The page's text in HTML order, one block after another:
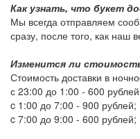
Как узнать, что букет
Мы всегда отправляем
сразу, после того, как наш
Изменится ли
Стоимость доставки в
с 23:00 до 1:00 - 600 рублей
c 1:00 до 7:00 - 900 рублей;
c 7:00 до 9:00 - 600 рублей;